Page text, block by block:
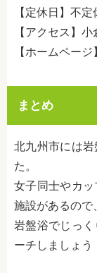
【定休日】不定
【アクセス】
【ホームページ】
まとめ
北九州市には
た。
女子同士やカ
施設があるので
岩盤浴でじっ
ーチしましょう